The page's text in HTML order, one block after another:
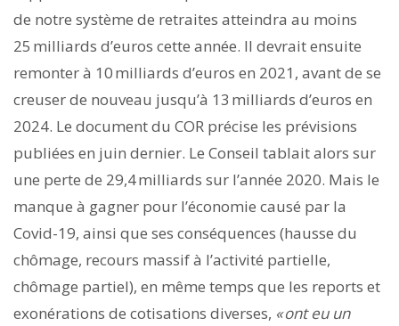
de notre système de retraites atteindra au moins
25 milliards d’euros cette année. Il devrait ensuite
remonter à 10 milliards d’euros en 2021, avant de se
creuser de nouveau jusqu’à 13 milliards d’euros en
2024. Le document du COR précise les prévisions
publiées en juin dernier. Le Conseil tablait alors sur
une perte de 29,4 milliards sur l’année 2020. Mais le
manque à gagner pour l’économie causé par la
Covid-19, ainsi que ses conséquences (hausse du
chômage, recours massif à ­l’activité partielle,
chômage partiel), en même temps que les ­reports et
exonérations de cotisations diverses, « ont eu un